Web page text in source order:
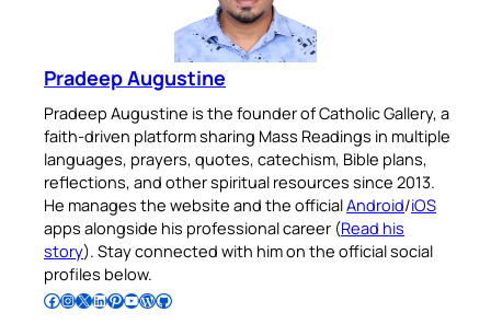
Pradeep Augustine
Pradeep Augustine is the founder of Catholic Gallery, a
faith-driven platform sharing Mass Readings in multiple
languages, prayers, quotes, catechism, Bible plans,
reflections, and other spiritual resources since 2013.
He manages the website and the officialAndroid/iOS
apps alongside his professional career (Read his
story). Stay connected with him on the official social
profiles below.
Follow Pradeep on Facebook Follow Pradeep on InstagramFollow Pradeep on X Follow Pradeep on LinkedIn Follow Pradeep on Pinterest Subscribe to Pradeep’s Youtube Channel Follow Pradeep on WordPress Follow Pradeep on GitHub